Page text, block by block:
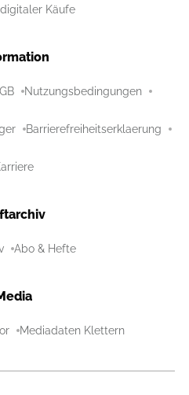
Käufe
Nutzungsbedingungen
Barrierefreiheitserklaerung
Abo & Hefte
Mediadaten Klettern